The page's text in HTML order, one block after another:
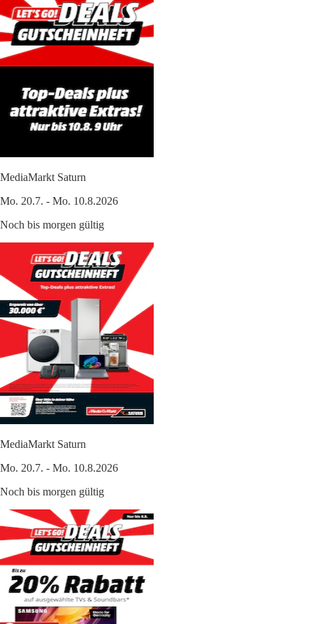
MediaMarkt Saturn
Mo. 20.7. - Mo. 10.8.2026
Noch bis morgen gültig
MediaMarkt Saturn
Mo. 20.7. - Mo. 10.8.2026
Noch bis morgen gültig